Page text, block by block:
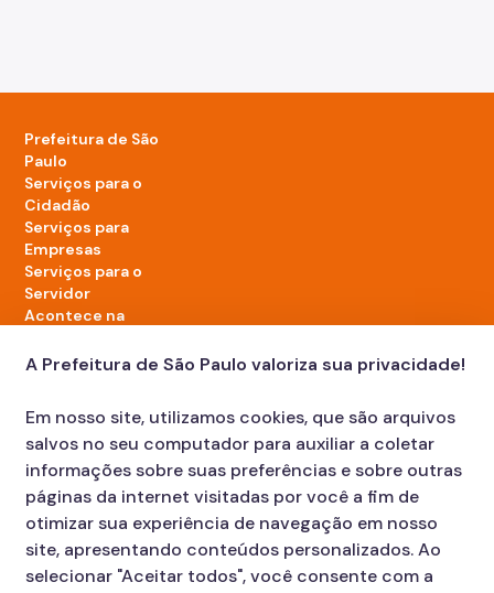
Prefeitura de São
Paulo
Serviços para o
Cidadão
Serviços para
Empresas
Serviços para o
Servidor
Acontece na
LinkedIn da Prefeitura de São Paulo
TikTok da Prefeitura de São Paulo
YouTube da Prefeitura de São Paulo
X da Prefeitura de São Paulo
Instagram da Prefeitura de São Paulo
Facebook da Prefeitura de São Paulo
Diário Oficial
A Prefeitura de São Paulo valoriza sua privacidade!
Em nosso site, utilizamos cookies, que são arquivos
salvos no seu computador para auxiliar a coletar
informações sobre suas preferências e sobre outras
páginas da internet visitadas por você a fim de
otimizar sua experiência de navegação em nosso
site, apresentando conteúdos personalizados. Ao
selecionar "Aceitar todos", você consente com a